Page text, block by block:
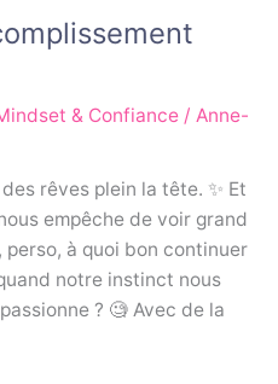
& Confiance/ Anne-
rêves plein la tête. ✨ Et
empêche de voir grand
à quoi bon continuer
notre instinct nous
? 🧐 Avec de la